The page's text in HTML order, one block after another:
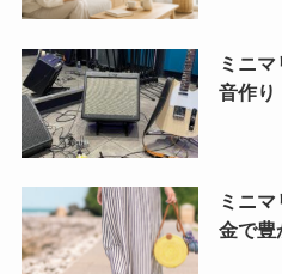
ミニ
音作り
ミニ
金で豊